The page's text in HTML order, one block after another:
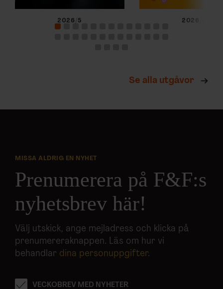
2026/5 2026/4
Se alla utgåvor
MISSA ALDRIG EN NYHET
Prenumerera på F&F:s
nyhetsbrev här!
Välj utskick, ange mejladress och klicka på
prenumereraknappen. Läs om hur vi
behandlar dina personuppgifter.
VECKOBREV MED NYHETER